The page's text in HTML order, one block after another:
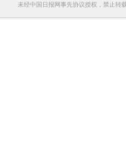
未经中国日报网事先协议授权，禁止转